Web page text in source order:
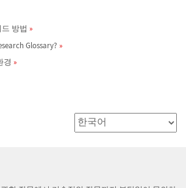
방법
Glossary?
경